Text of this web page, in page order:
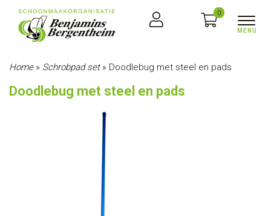
0
Home» Schrobpad set» Doodlebug met steel en pads
Doodlebug met steel en pads